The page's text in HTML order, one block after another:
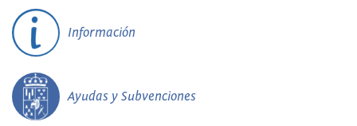
Información
Ayudas y Subvenciones